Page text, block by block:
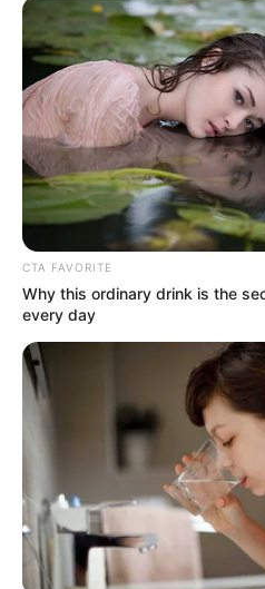
CTA FAVORITE
Why this ordinary drink is the
every day